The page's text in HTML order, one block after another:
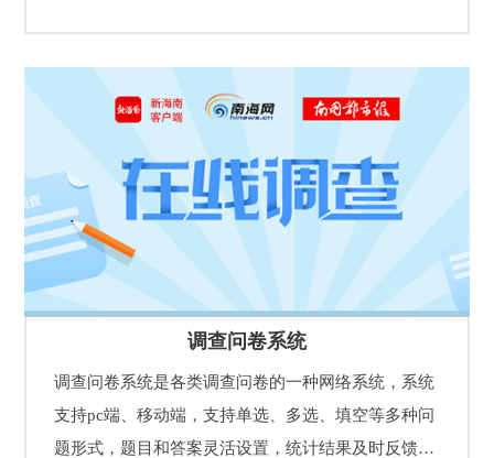
调查问卷系统
调查问卷系统是各类调查问卷的一种网络系统，系统
支持pc端、移动端，支持单选、多选、填空等多种问
题形式，题目和答案灵活设置，统计结果及时反馈